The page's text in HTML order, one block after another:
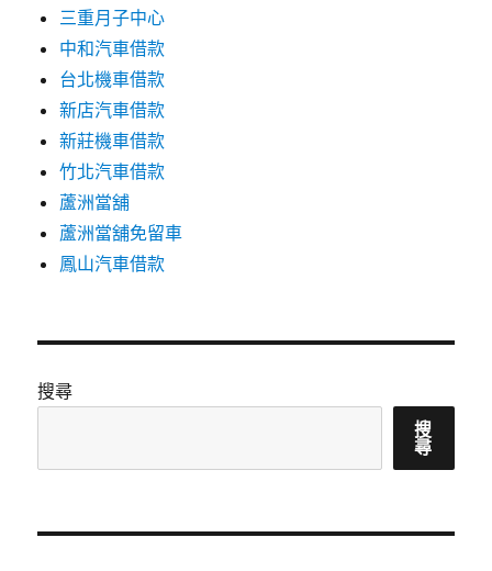
三重月子中心
中和汽車借款
台北機車借款
新店汽車借款
新莊機車借款
竹北汽車借款
蘆洲當舖
蘆洲當舖免留車
鳳山汽車借款
搜尋
搜
尋